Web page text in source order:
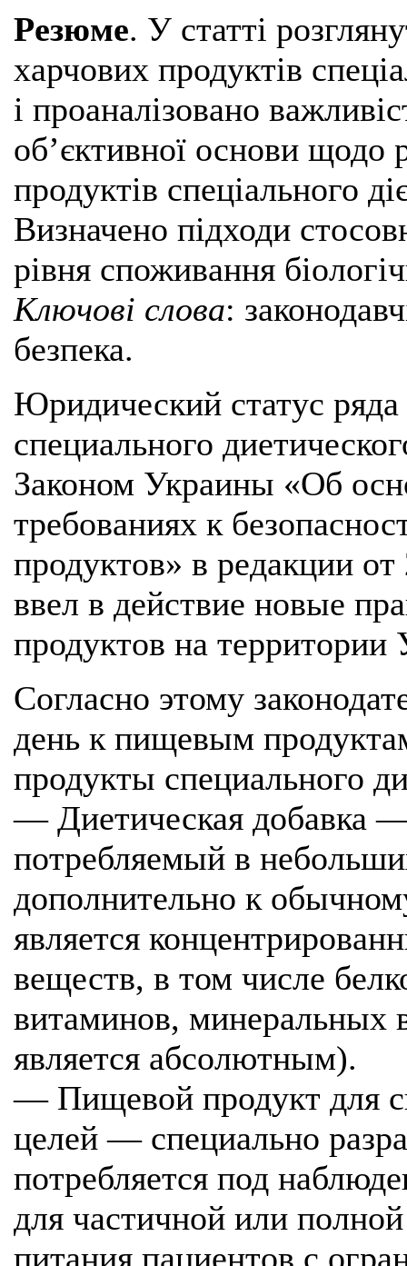
Резюме. У статті
харчових продуктів
і проаналізовано
об’єктивної основи щодо
продуктів спеціального
Визначено підходи
рівня споживання
Ключові слова:
безпека.
Юридический статус
специального
Законом Украины «Об
требованиях к
продуктов» в редакции
ввел в действие новые
продуктов на
Согласно этому
день к пищевым
продукты специального
— Диетическая добавка
потребляемый в
дополнительно к
является
веществ, в том числе
витаминов, минеральных
является абсолютным).
— Пищевой продукт для
целей — специально
потребляется под
для частичной или
питания пациентов с